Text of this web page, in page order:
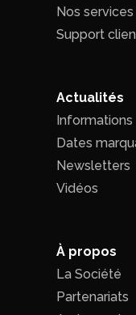
Nos services
Support
Actualités
Informations
Dates
Newsletters
Vidéos
À propos
La Société
Partenariats